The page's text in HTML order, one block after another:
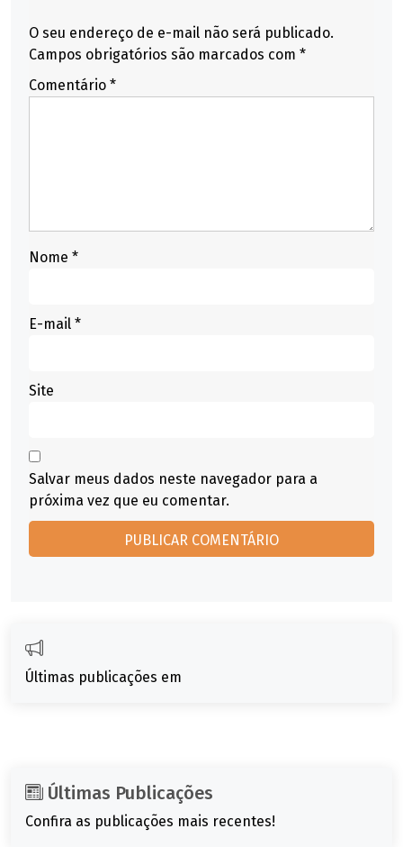
O seu endereço de e-mail não será publicado.
Campos obrigatórios são marcados com *
Comentário *
Nome *
E-mail *
Site
Salvar meus dados neste navegador para a
próxima vez que eu comentar.
Últimas publicações em
Últimas Publicações
Confira as publicações mais recentes!